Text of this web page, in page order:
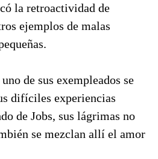
la retroactividad de
ejemplos de malas
de sus exempleados se
difíciles experiencias
de Jobs, sus lágrimas no
se mezclan allí el amor